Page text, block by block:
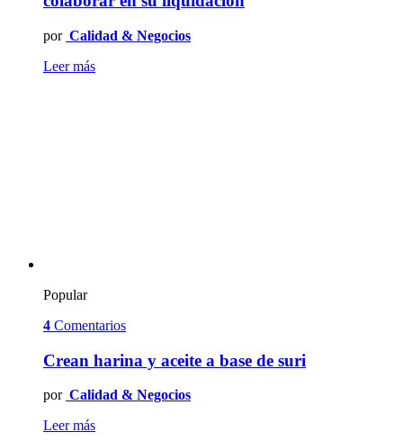
por Calidad & Negocios
Leer más
Popular
4 Comentarios
Crean harina y aceite a base de suri
por Calidad & Negocios
Leer más